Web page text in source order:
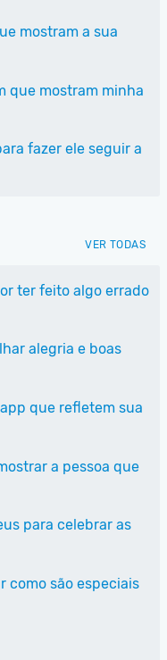
mostram a sua
que mostram minha
fazer ele seguir a
VER TODAS
ter feito algo errado
alegria e boas
que refletem sua
a pessoa que
para celebrar as
como são especiais